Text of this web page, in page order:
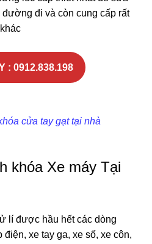
đường đi và còn cung cấp rất
: 0912.838.198
cửa tay gạt tại nhà
khóa Xe máy Tại
lí được hầu hết các dòng
điện, xe tay ga, xe số, xe côn,